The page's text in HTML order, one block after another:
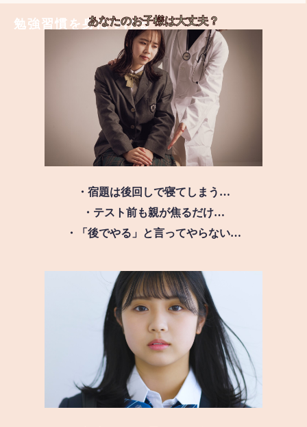
勉強習慣を身につける
あなたのお子様は大丈夫？
・宿題は後回しで寝てしまう…
・テスト前も親が焦るだけ…
・「後でやる」と言ってやらない…